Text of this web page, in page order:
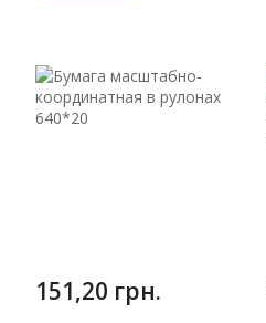
151,20 грн.